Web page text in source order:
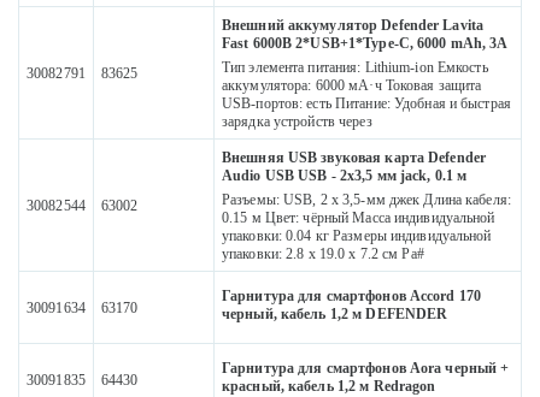
30082791 83625
Внешний аккумулятор Defender Lavita
Fast 6000B 2*USB+1*Type-C, 6000 mAh, 3A
Тип элемента питания: Lithium-ion Емкость
аккумулятора: 6000 мА·ч Токовая защита
USB-портов: есть Питание: Удобная и быстрая
зарядка устройств через
30082544 63002
Внешняя USB звуковая карта Defender
Audio USB USB - 2х3,5 мм jack, 0.1 м
Разъемы: USB, 2 x 3,5-мм джек Длина кабеля:
0.15 м Цвет: чёрный Масса индивидуальной
упаковки: 0.04 кг Размеры индивидуальной
упаковки: 2.8 x 19.0 x 7.2 см Ра#
30091634 63170
Гарнитура для смартфонов Accord 170
черный, кабель 1,2 м DEFENDER
30091835 64430
Гарнитура для смартфонов Aora черный +
красный, кабель 1,2 м Redragon